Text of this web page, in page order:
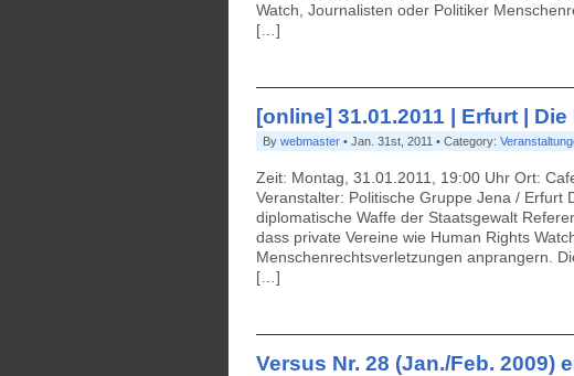
Watch, Journalisten oder Politiker
[…]
[online] 31.01.2011 | Erfurt |
By webmaster • Jan. 31st, 2011 • Category:
Zeit: Montag, 31.01.2011, 19:00 Uhr Ort:
Veranstalter: Politische Gruppe Jena / Erfurt
diplomatische Waffe der Staatsgewalt
dass private Vereine wie Human Rights
Menschenrechtsverletzungen anprangern.
[…]
Versus Nr. 28 (Jan./Feb. 2009)